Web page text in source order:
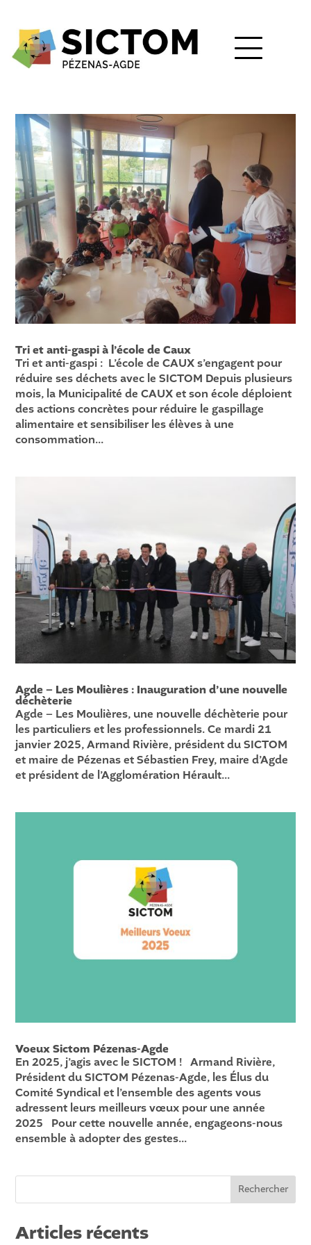
Tri et anti-gaspi à l’école de Caux
Tri et anti-gaspi : L’école de CAUX s’engagent pour
réduire ses déchets avec le SICTOM Depuis plusieurs
mois, la Municipalité de CAUX et son école déploient
des actions concrètes pour réduire le gaspillage
alimentaire et sensibiliser les élèves à une
consommation...
Agde – Les Moulières : Inauguration d’une nouvelle
déchèterie
Agde – Les Moulières, une nouvelle déchèterie pour
les particuliers et les professionnels. Ce mardi 21
janvier 2025, Armand Rivière, président du SICTOM
et maire de Pézenas et Sébastien Frey, maire d’Agde
et président de l’Agglomération Hérault...
Voeux Sictom Pézenas-Agde
En 2025, j’agis avec le SICTOM ! Armand Rivière,
Président du SICTOM Pézenas-Agde, les Élus du
Comité Syndical et l’ensemble des agents vous
adressent leurs meilleurs vœux pour une année
2025 Pour cette nouvelle année, engageons-nous
ensemble à adopter des gestes...
Rechercher
Articles récents